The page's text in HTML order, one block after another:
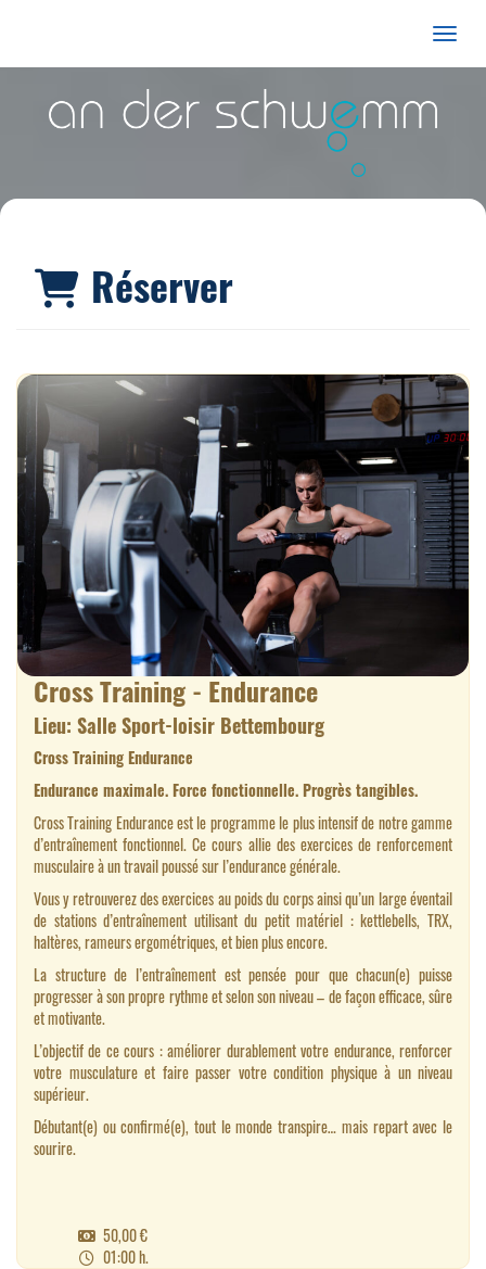
Réserver
Cross Training - Endurance
Lieu: Salle Sport-loisir Bettembourg
Cross Training Endurance
Endurance maximale. Force fonctionnelle. Progrès tangibles.
Cross Training Endurance est le programme le plus intensif de notre gamme
d’entraînement fonctionnel. Ce cours allie des exercices de renforcement
musculaire à un travail poussé sur l’endurance générale.
Vous y retrouverez des exercices au poids du corps ainsi qu’un large éventail
de stations d’entraînement utilisant du petit matériel : kettlebells, TRX,
haltères, rameurs ergométriques, et bien plus encore.
La structure de l’entraînement est pensée pour que chacun(e) puisse
progresser à son propre rythme et selon son niveau – de façon efficace, sûre
et motivante.
L’objectif de ce cours : améliorer durablement votre endurance, renforcer
votre musculature et faire passer votre condition physique à un niveau
supérieur.
Débutant(e) ou confirmé(e), tout le monde transpire… mais repart avec le
sourire.
50,00 €
01:00 h.